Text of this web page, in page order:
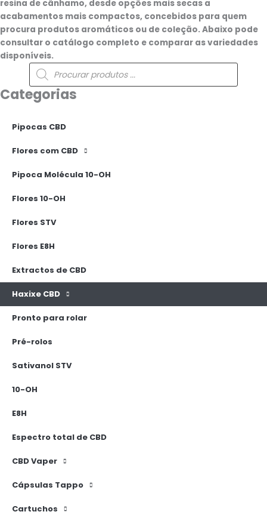
resina de cânhamo, desde opções mais secas a
acabamentos mais compactos, concebidos para quem
procura produtos aromáticos ou de coleção. Abaixo pode
consultar o catálogo completo e comparar as variedades
disponíveis.
Pesquisa
de
produtos
Categorias
Pipocas CBD
Flores com CBD
Pipoca Molécula 10-OH
Flores 10-OH
Flores STV
Flores E8H
Extractos de CBD
Haxixe CBD
Pronto para rolar
Pré-rolos
Sativanol STV
10-OH
E8H
Espectro total de CBD
CBD Vaper
Cápsulas Tappo
Cartuchos